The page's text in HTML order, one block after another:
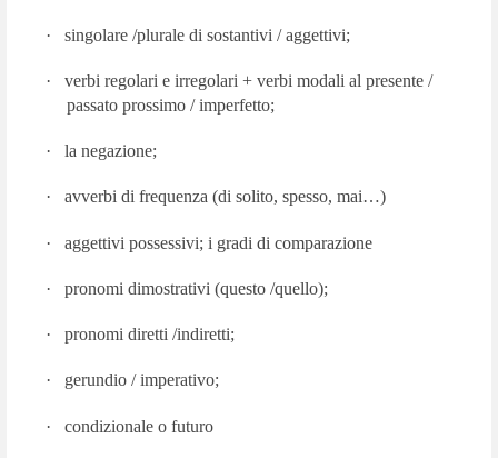
· singolare /plurale di sostantivi / aggettivi;
·
verbi regolari e irregolari + verbi modali al presente /
passato prossimo / imperfetto;
· la negazione;
· avverbi di frequenza (di solito, spesso, mai…)
· aggettivi possessivi; i gradi di comparazione
· pronomi dimostrativi (questo /quello);
· pronomi diretti /indiretti;
· gerundio / imperativo;
· condizionale o futuro